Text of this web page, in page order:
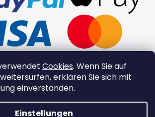
Cookies. Wenn Sie auf
erklären Sie sich mit
einverstanden.
Einstellungen